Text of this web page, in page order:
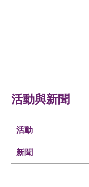
活動與新聞
活動
新聞